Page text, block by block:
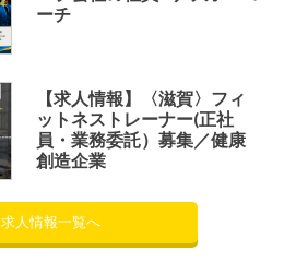
ーチ
【求人情報】〈滋賀〉フィ
ットネストレーナー(正社
員・業務委託）募集／健康
創造企業
求人情報一覧へ